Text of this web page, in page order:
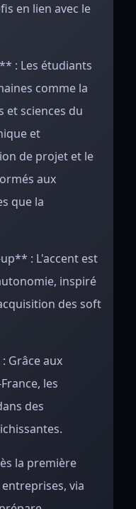
en lien avec le
: Les étudiants
comme la
et sciences du
et
de projet et le
aux
que la
: L'accent est
inspiré
des soft
Grâce aux
les
des
la première
via